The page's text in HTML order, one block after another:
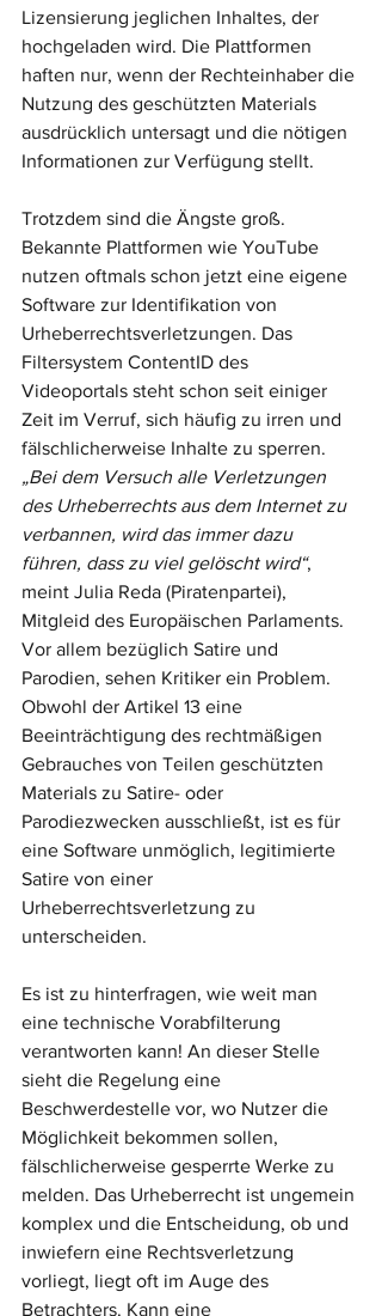
Lizensierung jeglichen Inhaltes, der
hochgeladen wird. Die Plattformen
haften nur, wenn der Rechteinhaber die
Nutzung des geschützten Materials
ausdrücklich untersagt und die nötigen
Informationen zur Verfügung stellt.
Trotzdem sind die Ängste groß.
Bekannte Plattformen wie YouTube
nutzen oftmals schon jetzt eine eigene
Software zur Identifikation von
Urheberrechtsverletzungen. Das
Filtersystem ContentID des
Videoportals steht schon seit einiger
Zeit im Verruf, sich häufig zu irren und
fälschlicherweise Inhalte zu sperren.
„Bei dem Versuch alle Verletzungen
des Urheberrechts aus dem Internet zu
verbannen, wird das immer dazu
führen, dass zu viel gelöscht wird“,
meint Julia Reda (Piratenpartei),
Mitgleid des Europäischen Parlaments.
Vor allem bezüglich Satire und
Parodien, sehen Kritiker ein Problem.
Obwohl der Artikel 13 eine
Beeinträchtigung des rechtmäßigen
Gebrauches von Teilen geschützten
Materials zu Satire- oder
Parodiezwecken ausschließt, ist es für
eine Software unmöglich, legitimierte
Satire von einer
Urheberrechtsverletzung zu
unterscheiden.
Es ist zu hinterfragen, wie weit man
eine technische Vorabfilterung
verantworten kann! An dieser Stelle
sieht die Regelung eine
Beschwerdestelle vor, wo Nutzer die
Möglichkeit bekommen sollen,
fälschlicherweise gesperrte Werke zu
melden. Das Urheberrecht ist ungemein
komplex und die Entscheidung, ob und
inwiefern eine Rechtsverletzung
vorliegt, liegt oft im Auge des
Betrachters. Kann eine